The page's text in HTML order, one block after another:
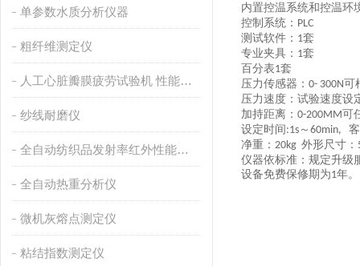
单参数水质分析仪器
粗纤维测定仪
人工心脏瓣膜疲劳试验机 性能稳定
纱线耐磨仪
全自动纺织品发射率红外性能分析
全自动热重分析仪
微机灰熔点测定仪
粘结指数测定仪
内置控温系统和控温环
控制系统： PLC
测试软件： 1套
专业夹具： 1套
百分表1套
压力传感器： 0- 300N可
压力速度： 试验速度设
加持距离： 0-200MM可
设定时间 :1s ～ 60min,
净重： 20kg 外形尺寸：
仪器依标准：规定升级
设备免费保修期为1年。